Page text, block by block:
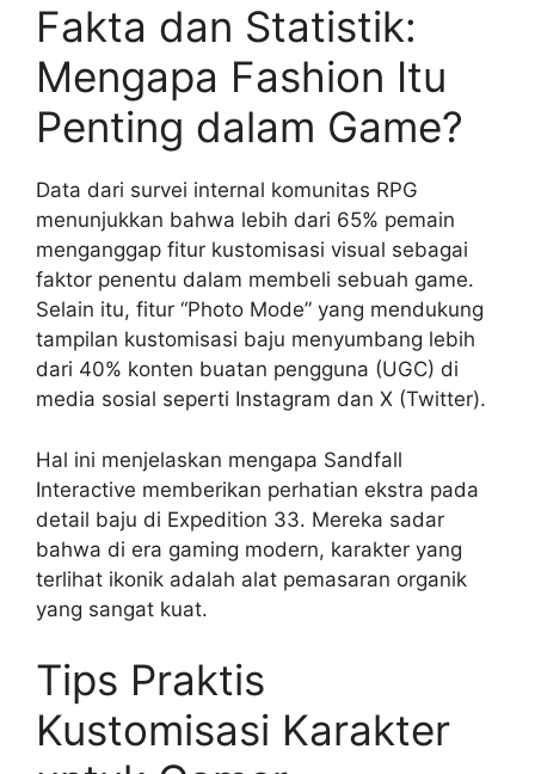
Fakta dan Statistik:
Mengapa Fashion Itu
Penting dalam Game?
Data dari survei internal komunitas RPG
menunjukkan bahwa lebih dari 65% pemain
menganggap fitur kustomisasi visual sebagai
faktor penentu dalam membeli sebuah game.
Selain itu, fitur “Photo Mode” yang mendukung
tampilan kustomisasi baju menyumbang lebih
dari 40% konten buatan pengguna (UGC) di
media sosial seperti Instagram dan X (Twitter).
Hal ini menjelaskan mengapa Sandfall
Interactive memberikan perhatian ekstra pada
detail baju di Expedition 33. Mereka sadar
bahwa di era gaming modern, karakter yang
terlihat ikonik adalah alat pemasaran organik
yang sangat kuat.
Tips Praktis
Kustomisasi Karakter